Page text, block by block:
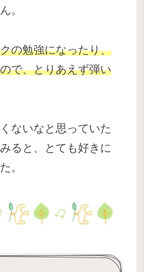
。
の勉強になったり、
で、とりあえず弾い
ないなと思っていた
ると、とても好きに
。